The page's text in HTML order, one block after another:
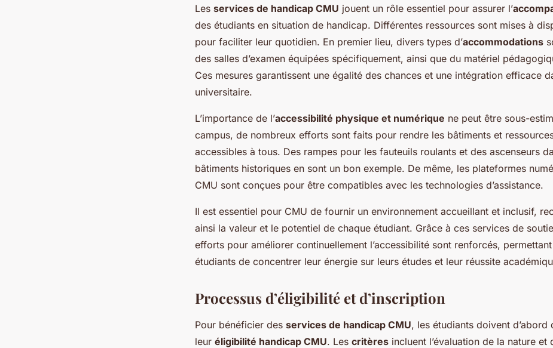
Les services de handicap CMU jouent un rôle essentiel pour assurer l’
des étudiants en situation de handicap. Différentes ressources sont mises à
pour faciliter leur quotidien. En premier lieu, divers types d’accommodations
des salles d’examen équipées spécifiquement, ainsi que du matériel
Ces mesures garantissent une égalité des chances et une intégration efficace
universitaire.
L’importance de l’accessibilité physique et numérique ne peut être sous-
campus, de nombreux efforts sont faits pour rendre les bâtiments et
accessibles à tous. Des rampes pour les fauteuils roulants et des ascenseurs
bâtiments historiques en sont un bon exemple. De même, les plateformes
CMU sont conçues pour être compatibles avec les technologies d’assistance.
Il est essentiel pour CMU de fournir un environnement accueillant et inclusif,
ainsi la valeur et le potentiel de chaque étudiant. Grâce à ces services de
efforts pour améliorer continuellement l’accessibilité sont renforcés,
étudiants de concentrer leur énergie sur leurs études et leur réussite
Processus d’éligibilité et d’inscription
Pour bénéficier des services de handicap CMU, les étudiants doivent d’abord
leur éligibilité handicap CMU. Les critères incluent l’évaluation de la nature et